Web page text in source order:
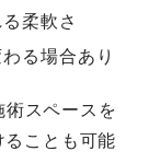
柔軟さ
る場合あり
術スペースを
ることも可能